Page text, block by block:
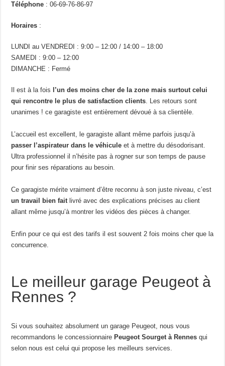
Téléphone : 06-69-76-86-97
Horaires :
LUNDI au VENDREDI : 9:00 – 12:00 / 14:00 – 18:00
SAMEDI : 9:00 – 12:00
DIMANCHE : Fermé
Il est à la fois
l’un des moins cher de la zone mais surtout celui
qui rencontre le plus de satisfaction clients. Les retours sont
unanimes ! ce garagiste est entièrement dévoué à sa clientèle.
L’accueil est excellent, le garagiste allant même parfois jusqu’à
passer l’aspirateur dans le véhicule et à mettre du désodorisant.
Ultra professionnel il n’hésite pas à rogner sur son temps de pause
pour finir ses réparations au besoin.
Ce garagiste mérite vraiment d’être reconnu à son juste niveau, c’est
un travail bien faitlivré avec des explications précises au client
allant même jusqu’à montrer les vidéos des pièces à changer.
Enfin pour ce qui est des tarifs il est souvent 2 fois moins cher que la
concurrence.
Le meilleur garage Peugeot à
Rennes ?
Si vous souhaitez absolument un garage Peugeot, nous vous
recommandons le concessionnaire Peugeot Sourget à Rennes qui
selon nous est celui qui propose les meilleurs services.